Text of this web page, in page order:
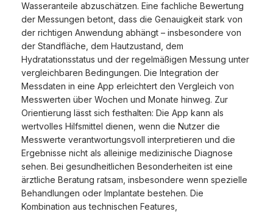
Wasseranteile abzuschätzen. Eine fachliche Bewertung
der Messungen betont, dass die Genauigkeit stark von
der richtigen Anwendung abhängt – insbesondere von
der Standfläche, dem Hautzustand, dem
Hydratationsstatus und der regelmäßigen Messung unter
vergleichbaren Bedingungen. Die Integration der
Messdaten in eine App erleichtert den Vergleich von
Messwerten über Wochen und Monate hinweg. Zur
Orientierung lässt sich festhalten: Die App kann als
wertvolles Hilfsmittel dienen, wenn die Nutzer die
Messwerte verantwortungsvoll interpretieren und die
Ergebnisse nicht als alleinige medizinische Diagnose
sehen. Bei gesundheitlichen Besonderheiten ist eine
ärztliche Beratung ratsam, insbesondere wenn spezielle
Behandlungen oder Implantate bestehen. Die
Kombination aus technischen Features,